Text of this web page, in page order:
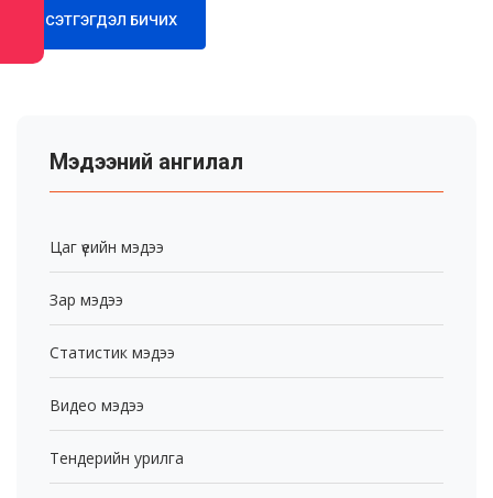
СЭТГЭГДЭЛ БИЧИХ
Мэдээний ангилал
Цаг үеийн мэдээ
Зар мэдээ
Статистик мэдээ
Видео мэдээ
Тендерийн урилга